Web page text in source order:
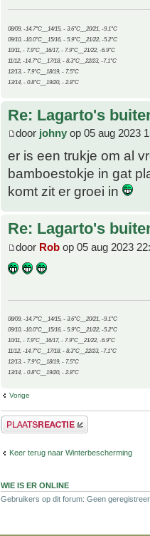
08/09, -14.7°C__14/15, - 3.6°C__20/21, -9.1°C
09/10, -10.0°C__15/16, - 5.9°C__21/22, -5.2°C
10/11, - 7.9°C__16/17, - 7.9°C__21/22, -6.9°C
11/12, -14.7°C__17/18, - 8.3°C__22/23, -7.1°C
12/13, - 7.9°C__18/19, - 7.5°C
13/14, - 0.8°C__19/20, - 2.8°C
Re: Lagarto's
door johny op 05 aug 2023
er is een trukje om al
bamboestokje in gat
komt zit er groei in
Re: Lagarto's
door Rob op 05 aug 2023
08/09, -14.7°C__14/15, - 3.6°C__20/21, -9.1°C
09/10, -10.0°C__15/16, - 5.9°C__21/22, -5.2°C
10/11, - 7.9°C__16/17, - 7.9°C__21/22, -6.9°C
11/12, -14.7°C__17/18, - 8.3°C__22/23, -7.1°C
12/13, - 7.9°C__18/19, - 7.5°C
13/14, - 0.8°C__19/20, - 2.8°C
Vorige
Plaats een reactie
Keer terug naar Winterbescherming
WIE IS ER ONLINE
Gebruikers op dit forum: Geen